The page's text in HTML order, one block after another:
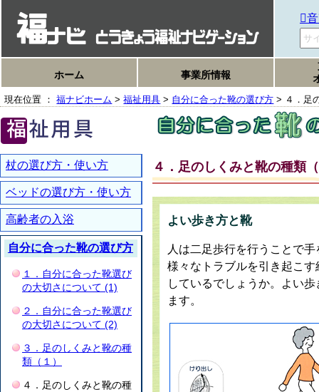
ホーム 事業所情報
現在位置 ：福ナビホーム >福祉用具 > 自分に合った靴の選び方 > ４．足
杖の選び方・使い方
ベッドの選び方・使い方
高齢者の入浴
自分に合った靴の選び方
１．自分に合った靴選び
の大切さについて (1)
２．自分に合った靴選び
の大切さについて (2)
３．足のしくみと靴の種
類（１）
４．足のしくみと靴の種
４．足のしくみと靴の種類
よい歩き方と靴
人は二足歩行を行うことで
様々なトラブルを引き起こ
しているでしょうか。よい
ます。